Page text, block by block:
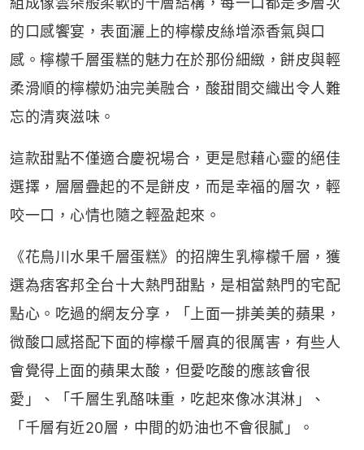
的口感饗宴，表面灑上的檸檬皮絲增添香氣與口
感。檸檬千層蛋糕的魅力在於那份細緻，餅皮與輕
柔滑順的檸檬奶油完美融合，酸甜間交織出令人難
忘的清爽滋味。
這款甜點不僅適合慶祝場合，更是慰藉心靈的絕佳
選擇，層層疊起的不是餅皮，而是幸福的層次，輕
咬一口，心情也隨之輕盈起來。
《花鳥川水果千層蛋糕》的招牌生乳檸檬千層，獲
選為痞客邦全台十大熱門甜點，是相當熱門的宅配
點心。吃過的網友分享，「上面一排美美的蘋果，
微酸口感搭配下面的檸檬千層真的很厲害，有些人
會覺得上面的蘋果太酸，但愛吃酸的應該會很
愛」、「千層生乳酪味重，吃起來像冰淇淋」、
「千層有近20層，中間的奶油也不會很膩」。